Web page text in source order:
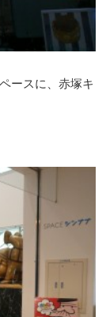
ースに、赤塚キ